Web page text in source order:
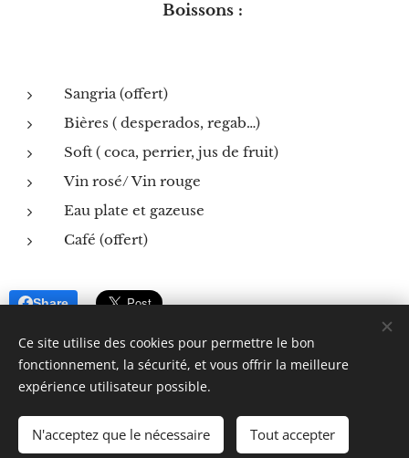
Boissons :
Sangria (offert)
Bières ( desperados, regab…)
Soft ( coca, perrier, jus de fruit)
Vin rosé/ Vin rouge
Eau plate et gazeuse
Café (offert)
Share
CSA de Libreville - Club Sportif et Artistique de Libreville
Optimisé par
Webnode Cookies
Ce site utilise des cookies pour permettre le bon
fonctionnement, la sécurité, et vous offrir la meilleure
expérience utilisateur possible.
N'acceptez que le nécessaire Tout accepter